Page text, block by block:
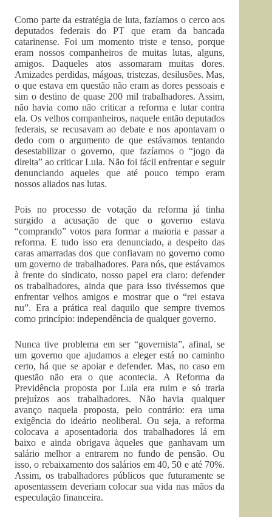
Como parte da estratégia de luta, fazíamos o cerco aos
deputados federais do PT que eram da bancada
catarinense. Foi um momento triste e tenso, porque
eram nossos companheiros de muitas lutas, alguns,
amigos. Daqueles atos assomaram muitas dores.
Amizades perdidas, mágoas, tristezas, desilusões. Mas,
o que estava em questão não eram as dores pessoais e
sim o destino de quase 200 mil trabalhadores. Assim,
não havia como não criticar a reforma e lutar contra
ela. Os velhos companheiros, naquele então deputados
federais, se recusavam ao debate e nos apontavam o
dedo com o argumento de que estávamos tentando
desestabilizar o governo, que fazíamos o “jogo da
direita” ao criticar Lula. Não foi fácil enfrentar e seguir
denunciando aqueles que até pouco tempo eram
nossos aliados nas lutas.
Pois no processo de votação da reforma já tinha
surgido a acusação de que o governo estava
“comprando” votos para formar a maioria e passar a
reforma. E tudo isso era denunciado, a despeito das
caras amarradas dos que confiavam no governo como
um governo de trabalhadores. Para nós, que estávamos
à frente do sindicato, nosso papel era claro: defender
os trabalhadores, ainda que para isso tivéssemos que
enfrentar velhos amigos e mostrar que o “rei estava
nu”. Era a prática real daquilo que sempre tivemos
como princípio: independência de qualquer governo.
Nunca tive problema em ser “governista”, afinal, se
um governo que ajudamos a eleger está no caminho
certo, há que se apoiar e defender. Mas, no caso em
questão não era o que acontecia. A Reforma da
Previdência proposta por Lula era ruim e só traria
prejuízos aos trabalhadores. Não havia qualquer
avanço naquela proposta, pelo contrário: era uma
exigência do ideário neoliberal. Ou seja, a reforma
colocava a aposentadoria dos trabalhadores lá em
baixo e ainda obrigava àqueles que ganhavam um
salário melhor a entrarem no fundo de pensão. Ou
isso, o rebaixamento dos salários em 40, 50 e até 70%.
Assim, os trabalhadores públicos que futuramente se
aposentassem deveriam colocar sua vida nas mãos da
especulação financeira.